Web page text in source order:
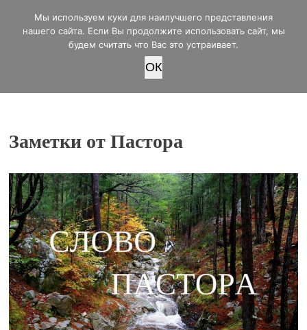
office@lifeinvictory.ru
+7 950 189 4420
Россия, г.Оренбург, ул.Мира 32/2
Заметки от Пастора
Мы используем куки для наилучшего представления
нашего сайта. Если Вы продолжите использовать сайт, мы
будем считать что Вас это устраивает.
OК